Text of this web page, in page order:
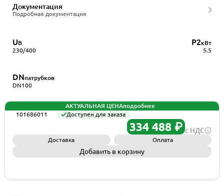
Документация
Подробная документация
UВ
230/400
P2кВт
5.5
DNпатрубков
DN100
АКТУАЛЬНАЯ ЦЕНАподробнее
101686011
Доступен для заказа
334 488 ₽ с НДС
Доставка Оплата
Добавить в корзину